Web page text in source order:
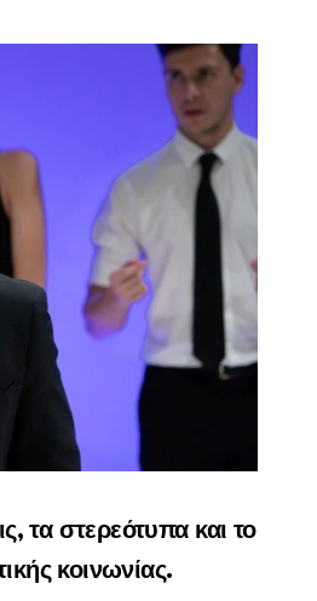
τα στερεότυπα και το
κοινωνίας.